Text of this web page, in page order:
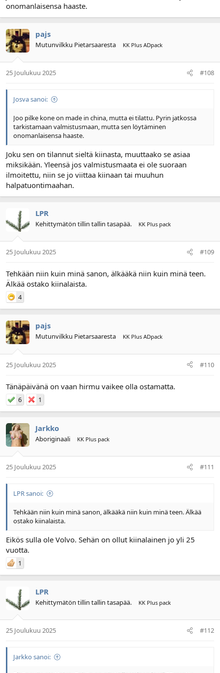
onomanlaisensa haaste.
pajs
Mutunvilkku Pietarsaaresta KK Plus ADpack
25 Joulukuu 2025 #108
Josva sanoi:
Joo pilke kone on made in china, mutta ei tilattu. Pyrin jatkossa
tarkistamaan valmistusmaan, mutta sen löytäminen
onomanlaisensa haaste.
Joku sen on tilannut sieltä kiinasta, muuttaako se asiaa
miksikään. Yleensä jos valmistusmaata ei ole suoraan
ilmoitettu, niin se jo viittaa kiinaan tai muuhun
halpatuontimaahan.
LPR
Kehittymätön tillin tallin tasapää. KK Plus pack
25 Joulukuu 2025 #109
Tehkään niin kuin minä sanon, älkääkä niin kuin minä teen.
Älkää ostako kiinalaista.
4
pajs
Mutunvilkku Pietarsaaresta KK Plus ADpack
25 Joulukuu 2025 #110
Tänäpäivänä on vaan hirmu vaikee olla ostamatta.
6 1
Jarkko
Aboriginaali KK Plus pack
25 Joulukuu 2025 #111
LPR sanoi:
Tehkään niin kuin minä sanon, älkääkä niin kuin minä teen. Älkää
ostako kiinalaista.
Eikös sulla ole Volvo. Sehän on ollut kiinalainen jo yli 25
vuotta.
1
LPR
Kehittymätön tillin tallin tasapää. KK Plus pack
25 Joulukuu 2025 #112
Jarkko sanoi: